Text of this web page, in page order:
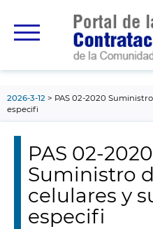
principal
2026-3-12
PAS 02-2020
especifi
PAS 02-2020
Suministro
celulares y
especifi